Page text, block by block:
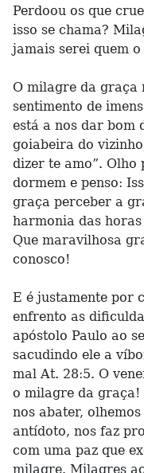
Perdoou os que
isso se chama?
jamais serei quem
O milagre da graça
sentimento de
está a nos dar bom
goiabeira do
dizer te amo”. Olho
dormem e penso:
graça perceber a
harmonia das
Que maravilhosa
conosco!
E é justamente por
enfrento as
apóstolo Paulo ao
sacudindo ele a
mal At. 28:5. O
o milagre da graça!
nos abater,
antídoto, nos faz
com uma paz que
milagre. Milagres